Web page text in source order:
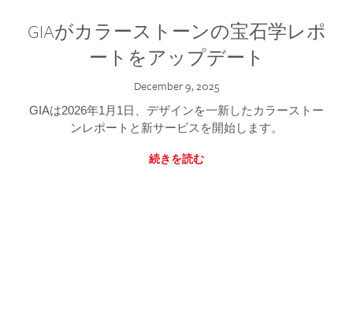
GIAがカラーストーンの宝石学レポ
ートをアップデート
December 9, 2025
GIAは2026年1月1日、デザインを一新したカラーストー
ンレポートと新サービスを開始します。
続きを読む